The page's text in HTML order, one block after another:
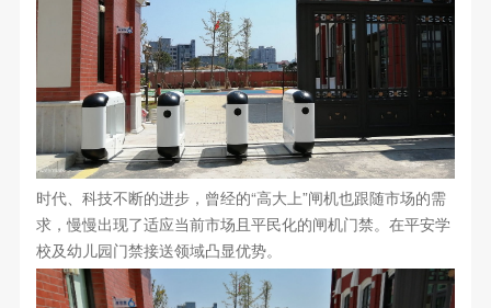
时代、科技不断的进步，曾经的“高大上”闸机也跟随市场的需
求，慢慢出现了适应当前市场且平民化的闸机门禁。在平安学
校及幼儿园门禁接送领域凸显优势。